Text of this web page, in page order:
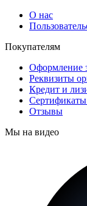
О нас
Покупателям
Оформление
Реквизиты
Кредит и
Сертификаты
Отзывы
Мы на видео